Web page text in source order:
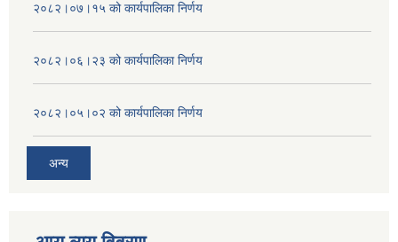
२०८२।०७।१५ को कार्यपालिका निर्णय
२०८२।०६।२३ को कार्यपालिका निर्णय
२०८२।०५।०२ को कार्यपालिका निर्णय
अन्य